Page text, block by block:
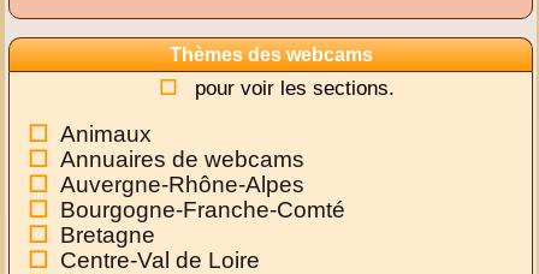
Thèmes des webcams
pour voir les sections.
Animaux
Annuaires de webcams
Auvergne-Rhône-Alpes
Bourgogne-Franche-Comté
Bretagne
Centre-Val de Loire